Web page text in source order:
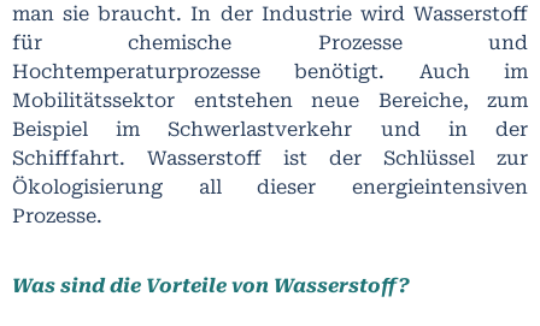
man sie braucht. In der Industrie wird Wasserstoff
für chemische Prozesse und
Hochtemperaturprozesse benötigt. Auch im
Mobilitätssektor entstehen neue Bereiche, zum
Beispiel im Schwerlastverkehr und in der
Schifffahrt. Wasserstoff ist der Schlüssel zur
Ökologisierung all dieser energieintensiven
Prozesse.
Was sind die Vorteile von Wasserstoff?